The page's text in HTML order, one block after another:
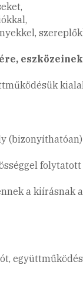
eszközeinek
(bizonyíthatóan)
folytatott
a kiírásnak